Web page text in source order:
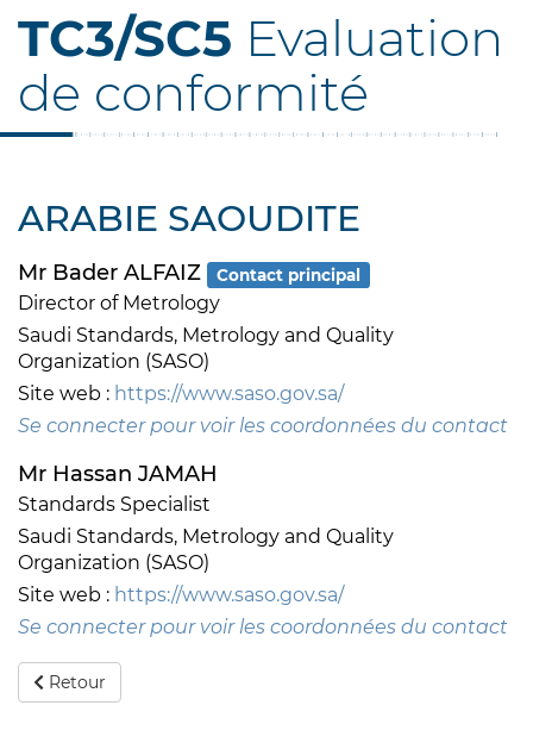
TC3/SC5 Evaluation
de conformité
ARABIE SAOUDITE
Mr Bader ALFAIZ Contact principal
Director of Metrology
Saudi Standards, Metrology and Quality
Organization (SASO)
Site web : https://www.saso.gov.sa/
Se connecter pour voir les coordonnées du contact
Mr Hassan JAMAH
Standards Specialist
Saudi Standards, Metrology and Quality
Organization (SASO)
Site web : https://www.saso.gov.sa/
Se connecter pour voir les coordonnées du contact
Retour